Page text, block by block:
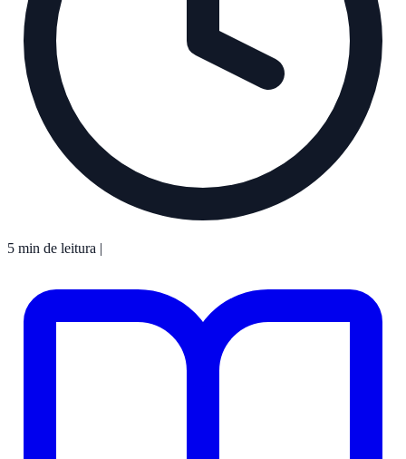
5 min de leitura |